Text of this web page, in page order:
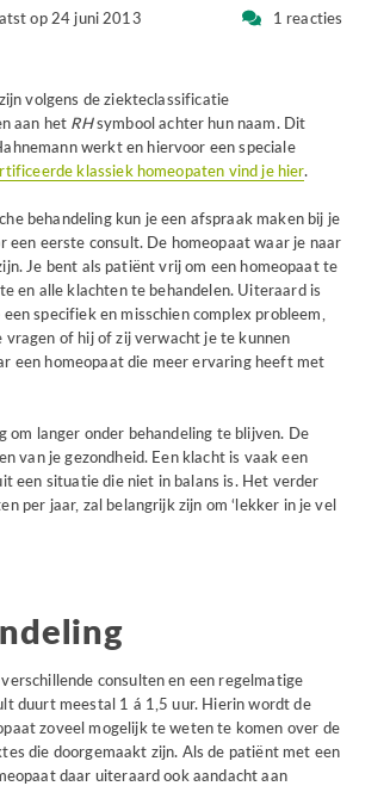
op 24 juni 2013 1 reacties
volgens de ziekteclassificatie
aan het RHsymbool achter hun naam. Dit
werkt en hiervoor een speciale
klassiek homeopaten vind je hier.
behandeling kun je een afspraak maken bij je
eerste consult. De homeopaat waar je naar
Je bent als patiënt vrij om een homeopaat te
en alle klachten te behandelen. Uiteraard is
specifiek en misschien complex probleem,
of hij of zij verwacht je te kunnen
een homeopaat die meer ervaring heeft met
om langer onder behandeling te blijven. De
van je gezondheid. Een klacht is vaak een
een situatie die niet in balans is. Het verder
per jaar, zal belangrijk zijn om ‘lekker in je vel
consulten en een regelmatige
duurt meestal 1 á 1,5 uur. Hierin wordt de
zoveel mogelijk te weten te komen over de
die doorgemaakt zijn. Als de patiënt met een
daar uiteraard ook aandacht aan